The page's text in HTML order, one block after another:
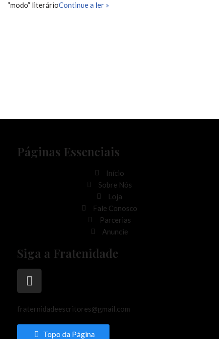
“modo” literárioContinue a ler »
Páginas Essenciais
Início
Sobre Nós
Loja
Fale Conosco
Parcerias
Anuncie
Siga a Fratenidade
fraternidadeescritores@gmail.com
Topo da Página